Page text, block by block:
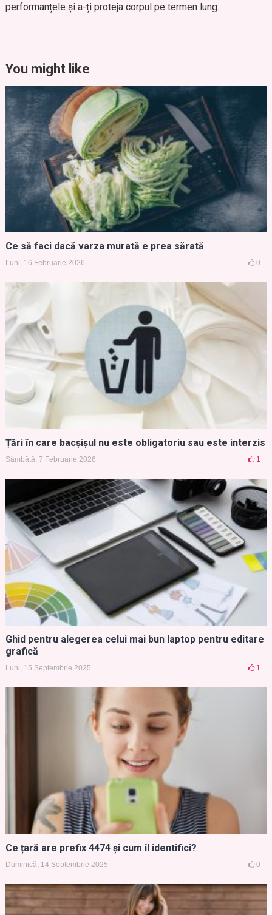
performanțele și a-ți proteja corpul pe termen lung.
You might like
Ce să faci dacă varza murată e prea sărată
Luni, 16 Februarie 2026 0
Țări în care bacșișul nu este obligatoriu sau este interzis
Sâmbătă, 7 Februarie 2026 1
Ghid pentru alegerea celui mai bun laptop pentru editare
grafică
Luni, 15 Septembrie 2025 1
Ce țară are prefix 4474 și cum îl identifici?
Duminică, 14 Septembrie 2025 0